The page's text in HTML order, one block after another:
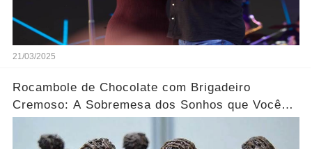
21/03/2025
Rocambole de Chocolate com Brigadeiro
Cremoso: A Sobremesa dos Sonhos que Você